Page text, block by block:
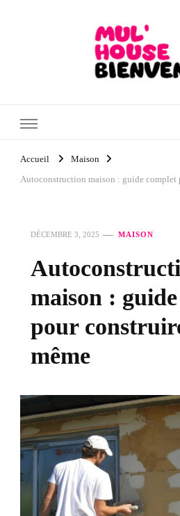
Accueil
Maison
Autoconstruction maison : guide complet
DÉCEMBRE 3, 2025 MAISON
maison :
pour
même